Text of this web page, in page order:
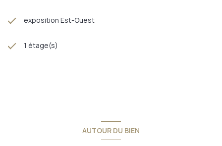
exposition Est-Ouest
1 étage(s)
AUTOUR DU BIEN